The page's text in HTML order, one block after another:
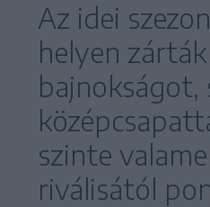
Az idei
helyen zárták
bajnokságot,
szinte
riválisától